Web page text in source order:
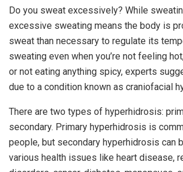
Do you sweat excessively? While
excessive sweating means the body is
sweat than necessary to regulate its
sweating even when you’re not feeling
or not eating anything spicy, experts
due to a condition known as craniofacial
There are two types of hyperhidrosis:
secondary. Primary hyperhidrosis is
people, but secondary hyperhidrosis can
various health issues like heart disease,